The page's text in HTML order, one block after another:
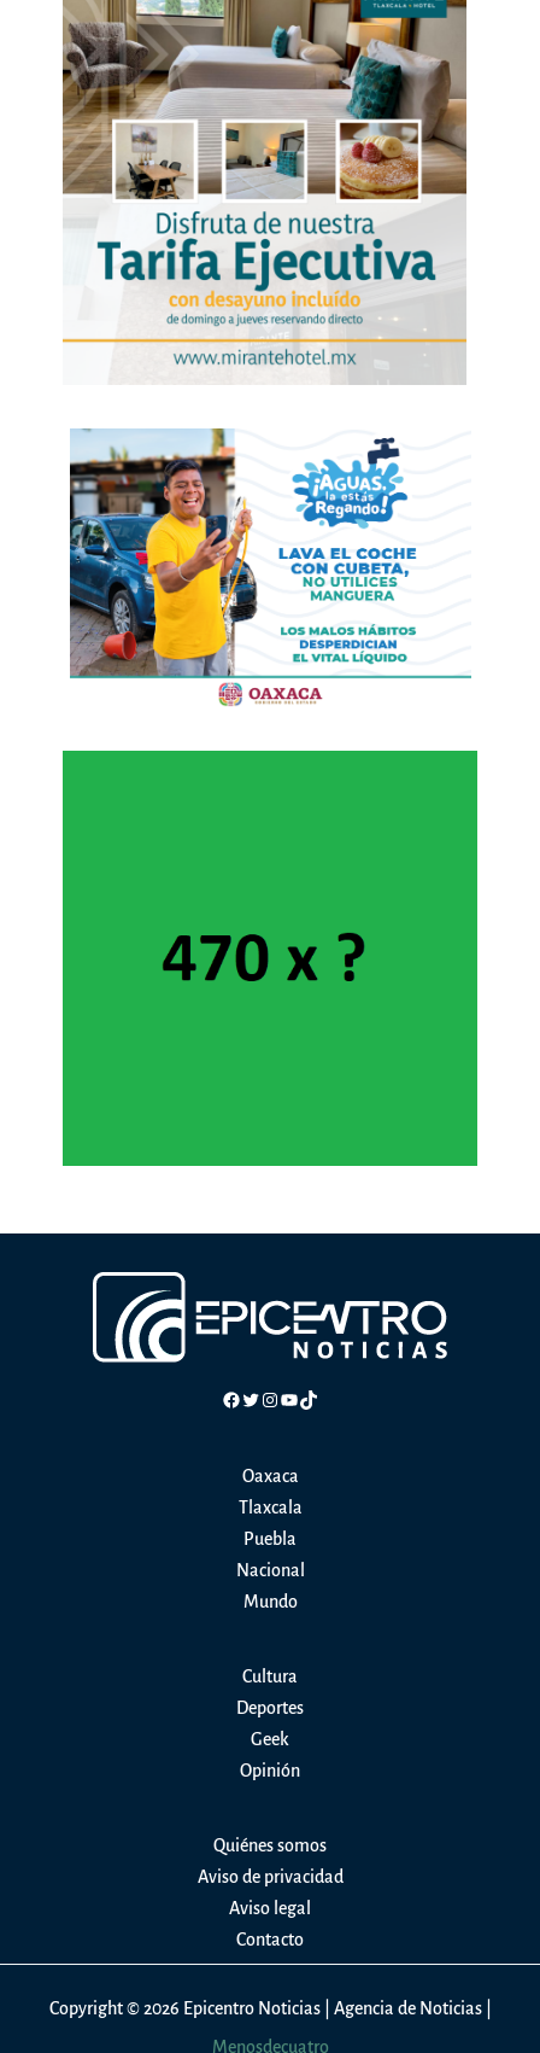
Facebook
Twitter
Instagram
YouTube
TikTok
Oaxaca
Tlaxcala
Puebla
Nacional
Mundo
Cultura
Deportes
Geek
Opinión
Quiénes somos
Aviso de privacidad
Aviso legal
Contacto
Copyright © 2026 Epicentro Noticias | Agencia de Noticias |
Menosdecuatro